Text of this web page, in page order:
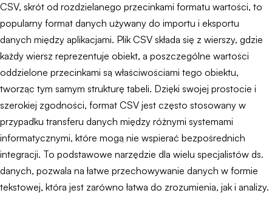
CSV, skrót od rozdzielanego przecinkami formatu wartości, to
popularny format danych używany do importu i eksportu
danych między aplikacjami. Plik CSV składa się z wierszy, gdzie
każdy wiersz reprezentuje obiekt, a poszczególne wartości
oddzielone przecinkami są właściwościami tego obiektu,
tworząc tym samym strukturę tabeli. Dzięki swojej prostocie i
szerokiej zgodności, format CSV jest często stosowany w
przypadku transferu danych między różnymi systemami
informatycznymi, które mogą nie wspierać bezpośrednich
integracji. To podstawowe narzędzie dla wielu specjalistów ds.
danych, pozwala na łatwe przechowywanie danych w formie
tekstowej, która jest zarówno łatwa do zrozumienia, jak i analizy.